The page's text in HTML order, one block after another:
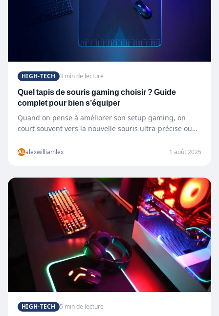
HIGH-TECH 3 min de lecture
Quel tapis de souris gaming choisir ? Guide
complet pour bien s’équiper
Quand on pense à améliorer son setup gaming, on
court souvent vers la nouvelle souris ultra-précise ou
ALalexwilliamlex 1 août 2025
HIGH-TECH 5 min de lecture